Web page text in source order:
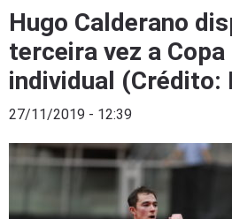
Hugo Calderano
terceira vez a
individual (Crédito:
27/11/2019 - 12:39